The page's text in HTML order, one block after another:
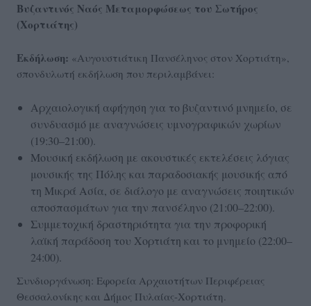
Βυζαντινός Ναός Μεταμορφώσεως του Σωτήρος
(Χορτιάτης)
Εκδήλωση: «Αυγουστιάτικη Πανσέληνος στον Χορτιάτη»,
σπονδυλωτή εκδήλωση που περιλαμβάνει:
Αρχαιολογική αφήγηση για το βυζαντινό μνημείο, σε
συνδυασμό με αναγνώσεις υμνογραφικών χωρίων
(19:30–21:00).
Μουσική εκδήλωση με ακουστικές εκτελέσεις λόγιας
μουσικής της Πόλης και παραδοσιακής μουσικής από
τη Μικρά Ασία, σε διάλογο με αναγνώσεις ποιητικών
αποσπασμάτων για την πανσέληνο (21:00–22:00).
Συμμετοχική δραστηριότητα για την προφορική
λαϊκή παράδοση του Χορτιάτη και το μνημείο (22:00–
24:00).
Συνδιοργάνωση: Εφορεία Αρχαιοτήτων Περιφέρειας
Θεσσαλονίκης και Δήμος Πυλαίας-Χορτιάτη.